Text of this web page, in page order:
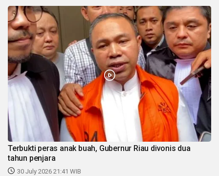
Terbukti peras anak buah, Gubernur Riau divonis dua
tahun penjara
30 July 2026 21:41 WIB